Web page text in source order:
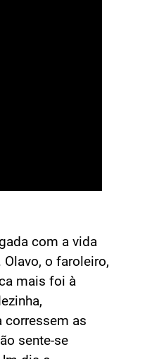
com a vida
o faroleiro,
mais foi à
corressem as
sente-se